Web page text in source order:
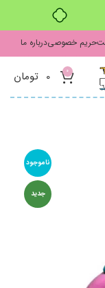
حریم خصوصیدرباره ما
0
0 تومان
ناموجود
جدید